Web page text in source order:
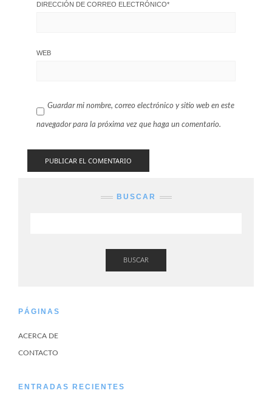
DIRECCIÓN DE CORREO ELECTRÓNICO*
WEB
Guardar mi nombre, correo electrónico y sitio web en este
navegador para la próxima vez que haga un comentario.
BUSCAR
BUSCAR
PÁGINAS
ACERCA DE
CONTACTO
ENTRADAS RECIENTES